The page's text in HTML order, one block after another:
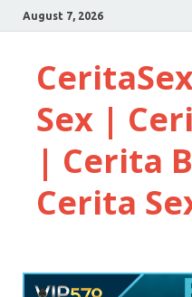
August 7, 2026
Sex |
| Cerita
Cerita